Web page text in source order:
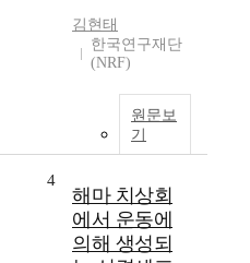
김현태
한국연구재단
(NRF)
원문보
기
4
해마 치상회
에서 운동에
의해 생성되